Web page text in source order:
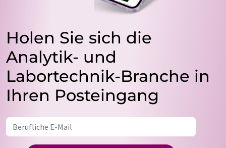
Holen Sie sich die
Analytik- und
Labortechnik-Branche in
Ihren Posteingang